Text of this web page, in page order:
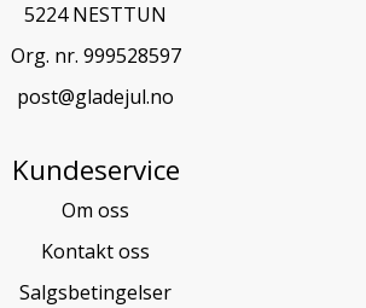
5224 NESTTUN
Org. nr. 999528597
post@gladejul.no
Kundeservice
Om oss
Kontakt oss
Salgsbetingelser